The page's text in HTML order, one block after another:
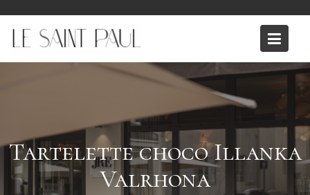
content
Tartelette choco Illanka
Valrhona